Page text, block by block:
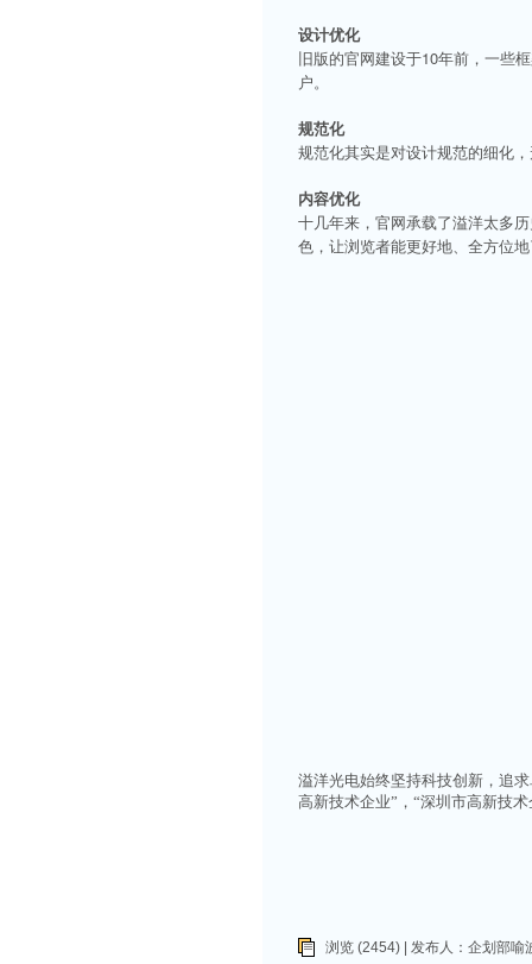
设计优化
旧版的官网建设于10年前，一些
户。
规范化
规范化其实是对设计规范的细化
内容优化
十几年来，官网承载了溢洋太多
色，让浏览者能更好地、全方位
溢洋光电始终坚持科技创新，追
高新技术企业”，“深圳市高新技
浏览 (2454) | 发布人： 企划部喻